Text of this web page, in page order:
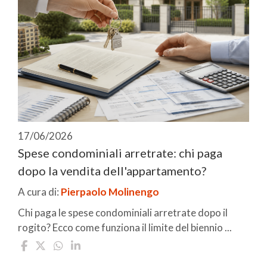
17/06/2026
Spese condominiali arretrate: chi paga
dopo la vendita dell'appartamento?
A cura di: Pierpaolo Molinengo
Chi paga le spese condominiali arretrate dopo il
rogito? Ecco come funziona il limite del biennio ...